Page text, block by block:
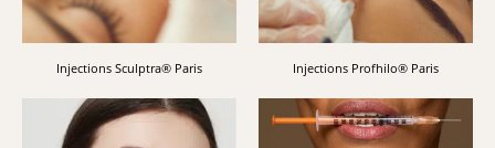
Injections Sculptra® Paris Injections Profhilo® Paris